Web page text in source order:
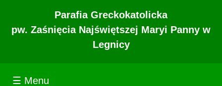
Parafia Greckokatolicka
pw. Zaśnięcia Najświętszej Maryi Panny w
Legnicy
☰ Menu